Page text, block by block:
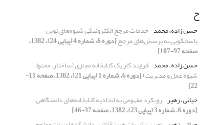
ح
حسن زاده، محمد خدمات مرجع الکترونیکی شیوه‌های نوین
پاسخگویی به پرسش‌های مرجع [دوره 6، شماره 4 (پیاپی 24)، 1382،
صفحه 97-107]
حسن زاده، محمد فرایند کار یک کتابخانه مجازی (ساختار، محتوا،
شیوة عمل و مدیریت) [دوره 6، شماره 1 (پیاپی 21)، 1382، صفحه 11-
22]
حیاتی، زهیر رویکرد مفهومی به اتحادیة کتابخانه‌های دانشگاهی
[دوره 6، شماره 3 (پیاپی 23)، 1382، صفحه 37-46]